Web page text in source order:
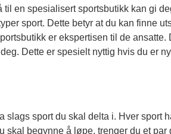
en spesialisert sportsbutikk kan gi
sport. Dette betyr at du kan finne
er ekspertisen til de ansatte.
Dette er spesielt nyttig hvis du er
sport du skal delta i. Hver sport
skal begynne å løpe, trenger du et par